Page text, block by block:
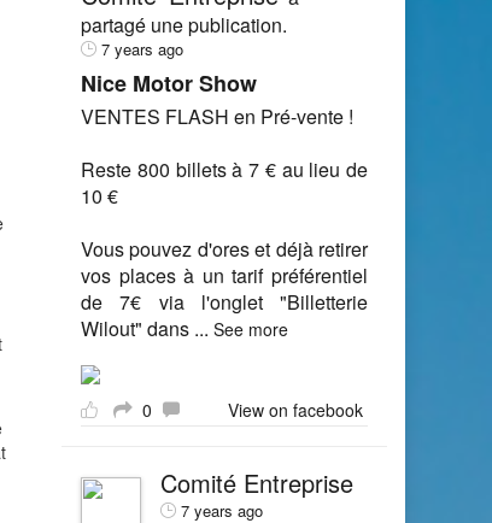
partagé une publication.
7 years ago
Nice Motor Show
VENTES FLASH en Pré-vente !
Reste 800 billets à 7 € au lieu de
10 €
Vous pouvez d'ores et déjà retirer
vos places à un tarif préférentiel
de 7€ via l'onglet "Billetterie
Wilout" dans ... See more
0 View on facebook
Comité Entreprise
7 years ago